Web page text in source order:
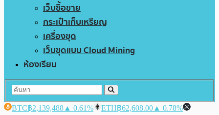
เว็บซื้อขาย
กระเป๋าเก็บเหรียญ
เครื่องขุด
เว็บขุดแบบ Cloud Mining
ห้องเรียน
BTC฿2,139,488 ▲ 0.61% ETH฿62,608.00 ▲ 0.78%